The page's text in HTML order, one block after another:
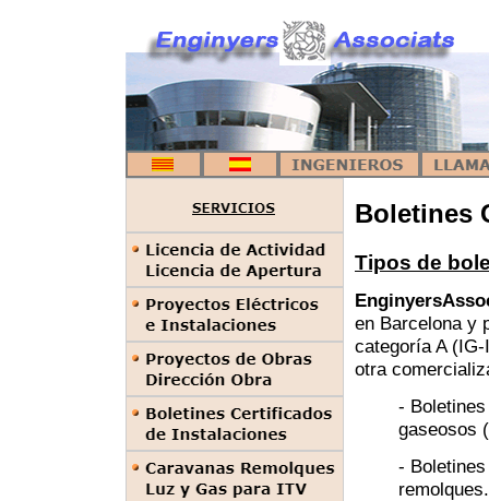
Boletines
Tipos de
en Barcelona y
categoría A
otra
-
gaseosos
-
remolques.